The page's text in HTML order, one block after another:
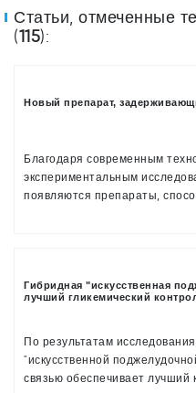
Статьи, отмеченные
(115):
Новый препарат,
Благодаря современным
экспериментальным
появляются препараты,
Гибридная "искусственная
лучший гликемический
По результатам
"искусственной
связью обеспечивает лучший